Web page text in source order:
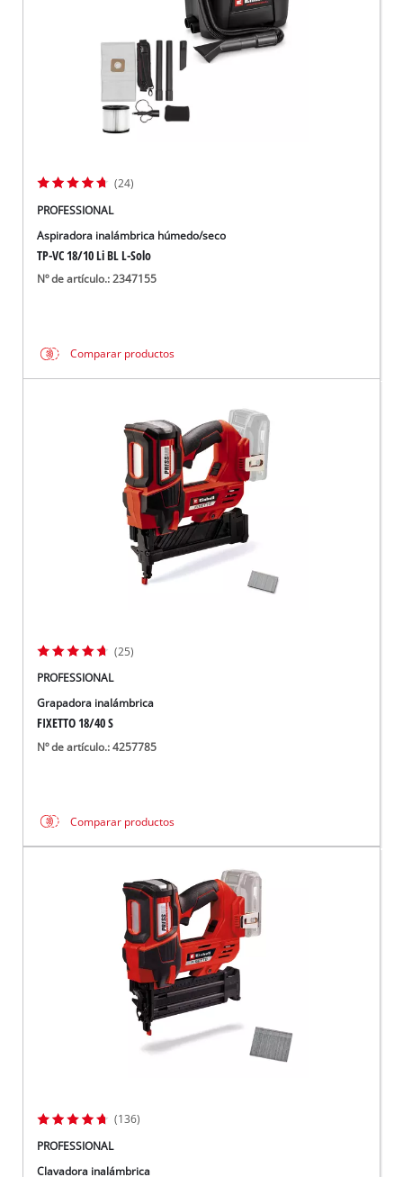
(24)
PROFESSIONAL
Aspiradora inalámbrica húmedo/seco
TP-VC 18/10 Li BL L-Solo
Nº de artículo.: 2347155
Comparar productos
(25)
PROFESSIONAL
Grapadora inalámbrica
FIXETTO 18/40 S
Nº de artículo.: 4257785
Comparar productos
(136)
PROFESSIONAL
Clavadora inalámbrica